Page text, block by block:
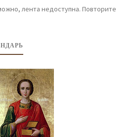
лента недоступна. Повторите